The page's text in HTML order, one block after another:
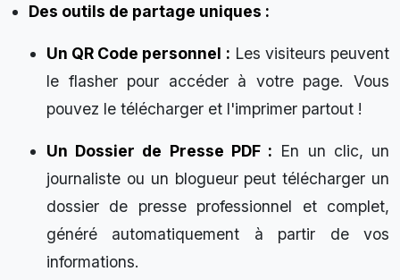
Des outils de partage uniques :
Un QR Code personnel : Les visiteurs peuvent
le flasher pour accéder à votre page. Vous
pouvez le télécharger et l'imprimer partout !
Un Dossier de Presse PDF : En un clic, un
journaliste ou un blogueur peut télécharger un
dossier de presse professionnel et complet,
généré automatiquement à partir de vos
informations.